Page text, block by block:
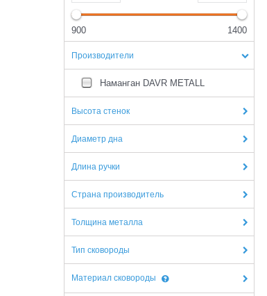
900 1400
Производители
Наманган DAVR METALL
Высота стенок
Диаметр дна
Длина ручки
Страна производитель
Толщина металла
Тип сковороды
Материал сковороды